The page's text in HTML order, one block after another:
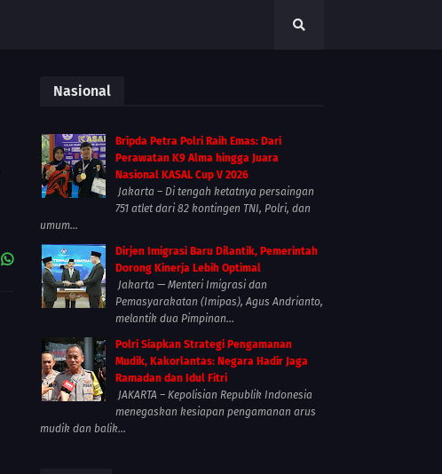
Nasional
Bripda Petra Polri Raih Emas: Dari
Perawatan K9 Alma hingga Juara
Nasional KASAL Cup V 2026
Jakarta – Di tengah ketatnya persaingan
751 atlet dari 82 kontingen TNI, Polri, dan
umum...
Dirjen Imigrasi Baru Dilantik, Pemerintah
Dorong Kinerja Lebih Optimal
Jakarta — Menteri Imigrasi dan
Pemasyarakatan (Imipas), Agus Andrianto,
melantik dua Pimpinan...
Polri Siapkan Strategi Pengamanan
Mudik, Kakorlantas: Negara Hadir Jaga
Ramadan dan Idul Fitri
JAKARTA – Kepolisian Republik Indonesia
menegaskan kesiapan pengamanan arus
mudik dan balik...